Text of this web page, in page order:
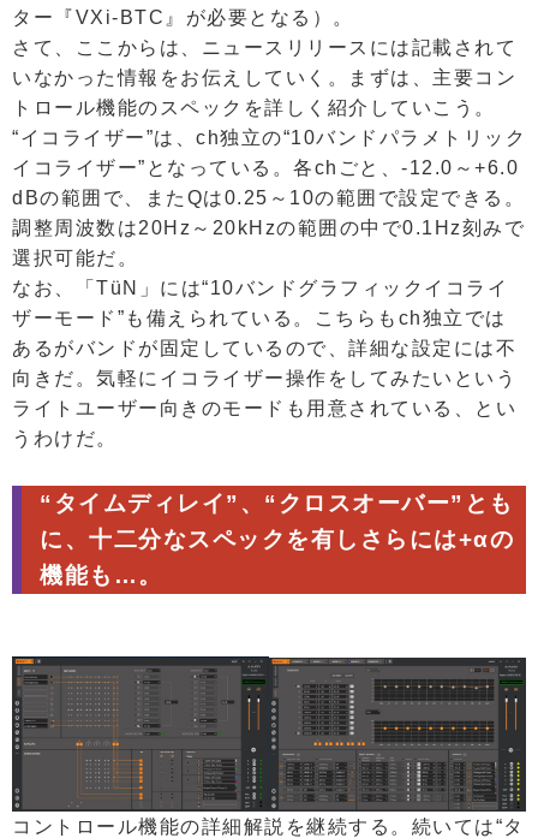
ター『VXi-BTC』が必要となる）。
さて、ここからは、ニュースリリースには記載されて
いなかった情報をお伝えしていく。まずは、主要コン
トロール機能のスペックを詳しく紹介していこう。
“イコライザー”は、ch独立の“10バンドパラメトリック
イコライザー”となっている。各chごと、-12.0～+6.0
dBの範囲で、またQは0.25～10の範囲で設定できる。
調整周波数は20Hz～20kHzの範囲の中で0.1Hz刻みで
選択可能だ。
なお、「TüN」には“10バンドグラフィックイコライ
ザーモード”も備えられている。こちらもch独立では
あるがバンドが固定しているので、詳細な設定には不
向きだ。気軽にイコライザー操作をしてみたいという
ライトユーザー向きのモードも用意されている、とい
うわけだ。
“タイムディレイ”、“クロスオーバー”とも
に、十二分なスペックを有しさらには+αの
機能も…。
コントロール機能の詳細解説を継続する。続いては“タ